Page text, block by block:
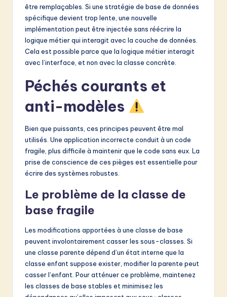
être remplaçables. Si une stratégie de base de données
spécifique devient trop lente, une nouvelle
implémentation peut être injectée sans réécrire la
logique métier qui interagit avec la couche de données.
Cela est possible parce que la logique métier interagit
avec l’interface, et non avec la classe concrète.
Péchés courants et
anti-modèles
Bien que puissants, ces principes peuvent être mal
utilisés. Une application incorrecte conduit à un code
fragile, plus difficile à maintenir que le code sans eux. La
prise de conscience de ces pièges est essentielle pour
écrire des systèmes robustes.
Le problème de la classe de
base fragile
Les modifications apportées à une classe de base
peuvent involontairement casser les sous-classes. Si
une classe parente dépend d’un état interne que la
classe enfant suppose exister, modifier la parente peut
casser l’enfant. Pour atténuer ce problème, maintenez
les classes de base stables et minimisez les